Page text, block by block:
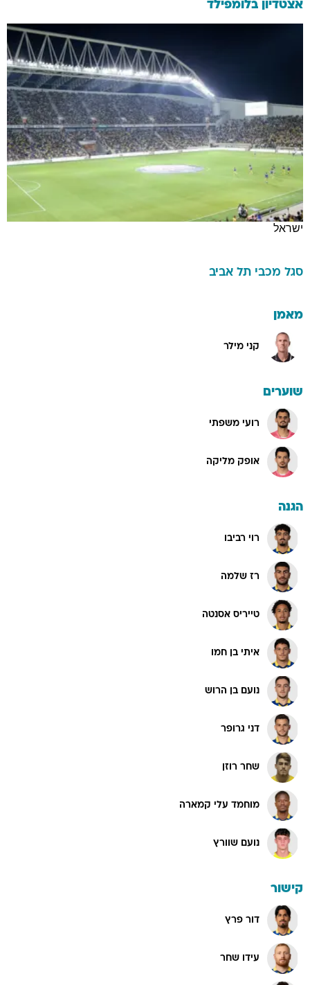
אצטדיון בלומפילד
ישראל
סגל מכבי תל אביב
מאמן
קני מילר
שוערים
רועי משפתי
אופק מליקה
הגנה
רוי רביבו
רז שלמה
טייריס אסנטה
איתי בן חמו
נועם בן הרוש
דני גרופר
שחר רוזן
מוחמד עלי קמארה
נועם שוורץ
קישור
דור פרץ
עידו שחר